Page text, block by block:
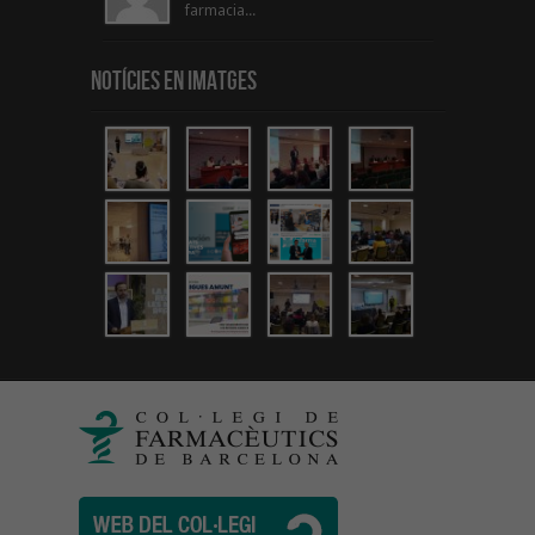
farmacia...
Notícies en Imatges